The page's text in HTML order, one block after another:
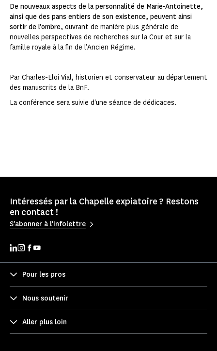
De nouveaux aspects de la personnalité de Marie-Antoinette,
ainsi que des pans entiers de son existence, peuvent ainsi
sortir de l’ombre, ouvrant de manière plus générale de
nouvelles perspectives de recherches sur la Cour et sur la
famille royale à la fin de l’Ancien Régime.
Par Charles-Eloi Vial, historien et conservateur au département
des manuscrits de la BnF.
La conférence sera suivie d'une séance de dédicaces.
Intéressés par la Chapelle expiatoire ? Restons
en contact !
S'abonner à l'infolettre
Pour les pros
Nous soutenir
Aller plus loin